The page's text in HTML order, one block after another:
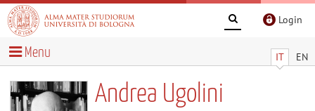
Login
IT EN
Menu
Andrea Ugolini